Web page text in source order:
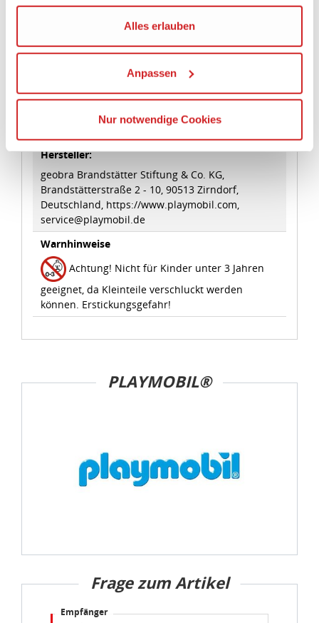
Kommission erfasst wird, und daher kein angemessenes
Schutzniveau für personenbezogene Daten bietet. Durch
die Verwendung von Standarddatenschutzklauseln in
eines angemessenen Schutzniveaus, garantieren wir,
dass die Datenschutzvorgaben der EU auch bei der
idee+spiel Betriebs-GmbH
Datenschutzbestimmungen
und
Artikeleigenschaften:
Angaben zur Produktsicherheit:
Hersteller:
geobra Brandstätter Stiftung & Co. KG,
Brandstätterstraße 2 - 10, 90513 Zirndorf,
Deutschland, https://www.playmobil.com,
service@playmobil.de
Warnhinweise
Achtung! Nicht für Kinder unter 3 Jahren
geeignet, da Kleinteile verschluckt werden
können. Erstickungsgefahr!
PLAYMOBIL®
Frage zum Artikel
Empfänger